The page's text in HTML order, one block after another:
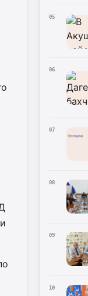
05
06
07
08
09
10